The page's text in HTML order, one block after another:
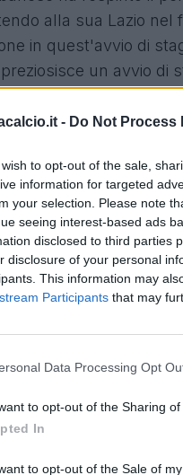
- Do Not Process
to opt-out of the sale,
information for targeted
your selection. Please note
seeing interest-based ads
disclosed to third parties
disclosure of your personal
This information may
Participants that may
Data Processing Opt
to opt-out of the Sharing of
In
to opt-out of the Sale of
alla sua Lazio nel
in quest'avvio di
un avvio di
sfide, uno ogni tre
si assicurano
Verona
contro la
a 5 clean